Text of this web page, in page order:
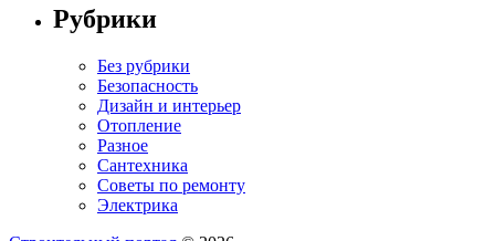
Рубрики
Без рубрики
Безопасность
Дизайн и интерьер
Отопление
Разное
Сантехника
Советы по ремонту
Электрика